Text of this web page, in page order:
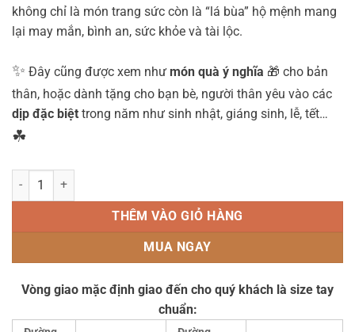
không chỉ là món trang sức còn là “lá bùa” hộ mệnh mang
lại may mắn, bình an, sức khỏe và tài lộc.
✨ Đây cũng được xem như món quà ý nghĩa 🎁 cho bản
thân, hoặc dành tặng cho bạn bè, người thân yêu vào các
dịp đặc biệt trong năm như sinh nhật, giáng sinh, lễ, tết…
☘
Vòng tay Đá mắt hổ đỏ nâu 8 ly mix Tỳ Hưu bạc 925 - C68 số lượng
THÊM VÀO GIỎ HÀNG
MUA NGAY
Vòng giao mặc định giao đến cho quý khách là size tay
chuẩn: